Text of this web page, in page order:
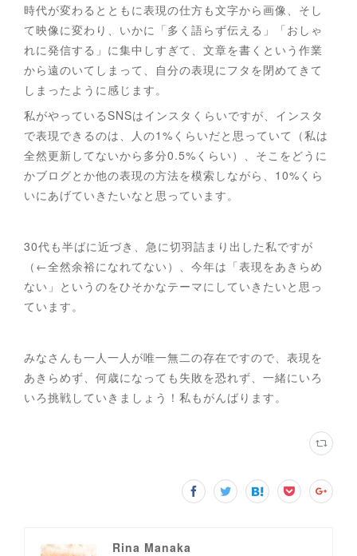
時代が変わるとともに表現の仕方も文字から画像、そし
て映像に変わり、いかに「多く語らず伝える」「おしゃ
れに発信する」に集中しすぎて、文章を書くという作業
から遠のいてしまって、自分の表現にフタを閉めてきて
しまったように感じます。
私がやっているSNSはインスタくらいですが、インスタ
で表現できるのは、人の1%くらいだと思っていて（私は
全然更新してないから多分0.5%くらい）、そこをどうに
かブログとか他の表現の方法を模索しながら、10%くら
いにあげていきたいなと思っています。
30代も半ばに近づき、急に切羽詰まり出した私ですが
（←全然余裕になれてない）、今年は「表現をあきらめ
ない」というのをひそかなテーマにしていきたいと思っ
ています。
みなさんも一人一人が唯一無二の存在ですので、表現を
あきらめず、何歳になっても失敗を恐れず、一緒にいろ
いろ挑戦していきましょう！私もがんばります。
Rina Manaka